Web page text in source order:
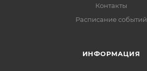
Контакты
Расписание событий
ИНФОРМАЦИЯ